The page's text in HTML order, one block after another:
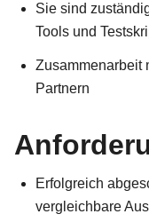
Sie sind
Tools und
Zusammenarbeit
Partnern
Erfolgreich
vergleichbare